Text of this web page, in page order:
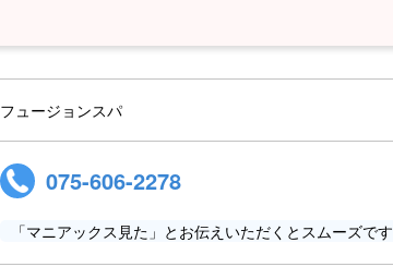
フュージョンスパ
075-606-2278
「マニアックス見た」とお伝えいただくとスムーズです